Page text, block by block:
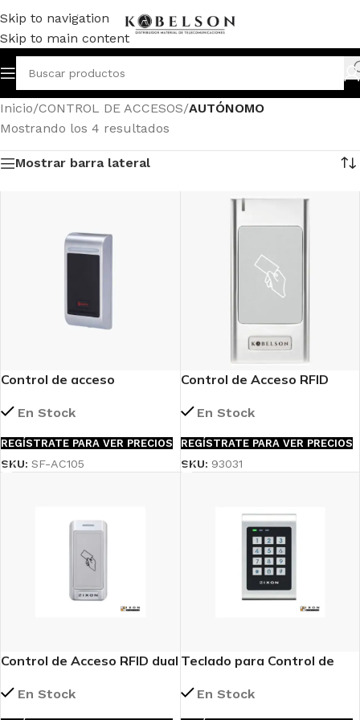
Skip to navigation
Skip to main content
Inicio/CONTROL DE ACCESOS/AUTÓNOMO
Mostrando los 4 resultados
Mostrar barra lateral
Control de acceso
En Stock
REGÍSTRATE PARA VER PRECIOS
SKU: SF-AC105
Control de Acceso RFID
En Stock
REGÍSTRATE PARA VER PRECIOS
SKU: 93031
Control de Acceso RFID dual
En Stock
Teclado para Control de
En Stock